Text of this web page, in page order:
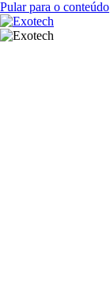
Pular para o conteúdo